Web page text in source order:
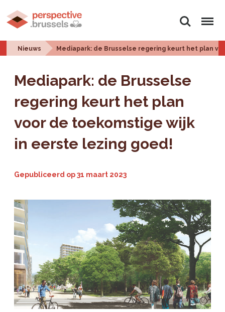
Zoeken Menu
Nieuws Mediapark: de Brusselse regering keurt het plan
Mediapark: de Brusselse
regering keurt het plan
voor de toekomstige wijk
in eerste lezing goed!
Gepubliceerd op31 maart 2023